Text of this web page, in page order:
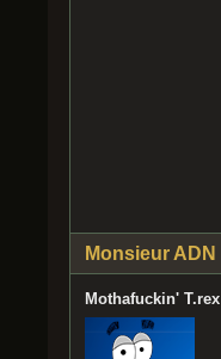
Monsieur ADN
Mothafuckin' T.rex